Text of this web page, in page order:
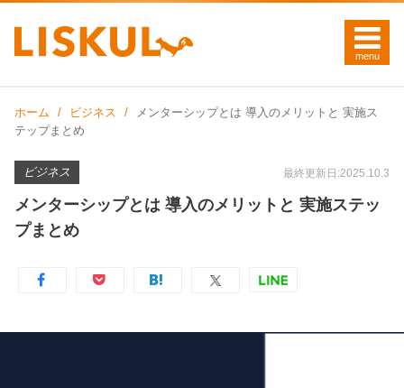
ホーム ビジネス
メンターシップとは 導入のメリットと 実施ス
テップまとめ
ビジネス 最終更新日:2025.10.3
メンターシップとは 導入のメリットと 実施ステッ
プまとめ